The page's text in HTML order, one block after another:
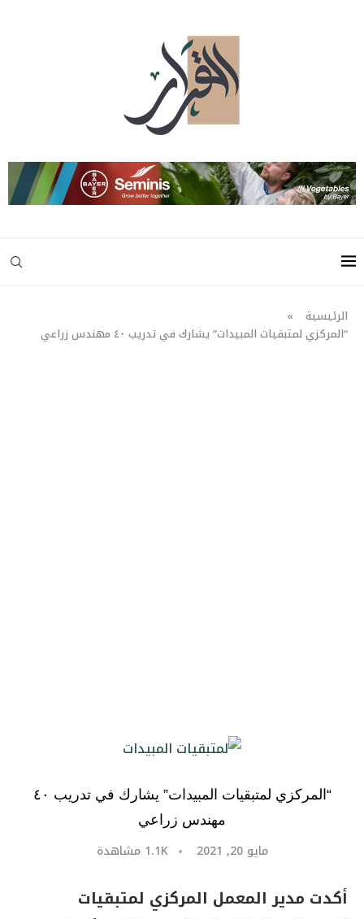
الرئيسية
»
“المركزي لمتبقيات المبيدات” يشارك في تدريب ٤٠ مهندس زراعي
“المركزي لمتبقيات المبيدات” يشارك في تدريب ٤٠
مهندس زراعي
مايو 20, 2021 1.1K مشاهدة
أكدت مدير المعمل المركزي لمتبقيات